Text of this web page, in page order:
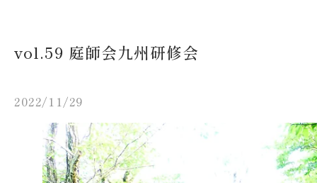
vol.59 庭師会九州研修会
2022/11/29